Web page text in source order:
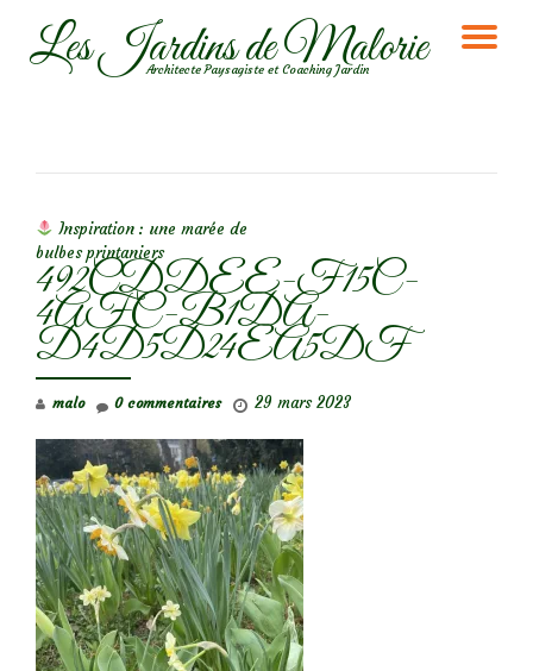
AllerLes Jardins de Malorie
Architecte Paysagiste et Coaching Jardin
Inspiration : une marée de
bulbes printaniers
492CDDEE-F15C-
4AFC-B1DA-
D4D5D24EA5DF
malo 29 mars 2023
0 commentaires